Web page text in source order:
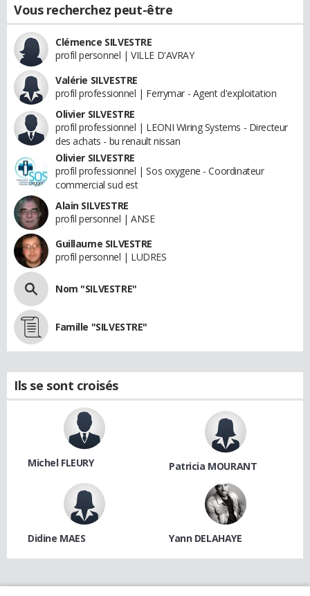
Vous recherchez peut-être
Clémence SILVESTRE
profil personnel | VILLE D'AVRAY
Valérie SILVESTRE
profil professionnel | Ferrymar - Agent d'exploitation
Olivier SILVESTRE
profil professionnel | LEONI Wiring Systems - Directeur
des achats - bu renault nissan
Olivier SILVESTRE
profil professionnel | Sos oxygene - Coordinateur
commercial sud est
Alain SILVESTRE
profil personnel | ANSE
Guillaume SILVESTRE
profil personnel | LUDRES
Nom "SILVESTRE"
Famille "SILVESTRE"
Ils se sont croisés
Michel FLEURY Patricia MOURANT
Didine MAES Yann DELAHAYE